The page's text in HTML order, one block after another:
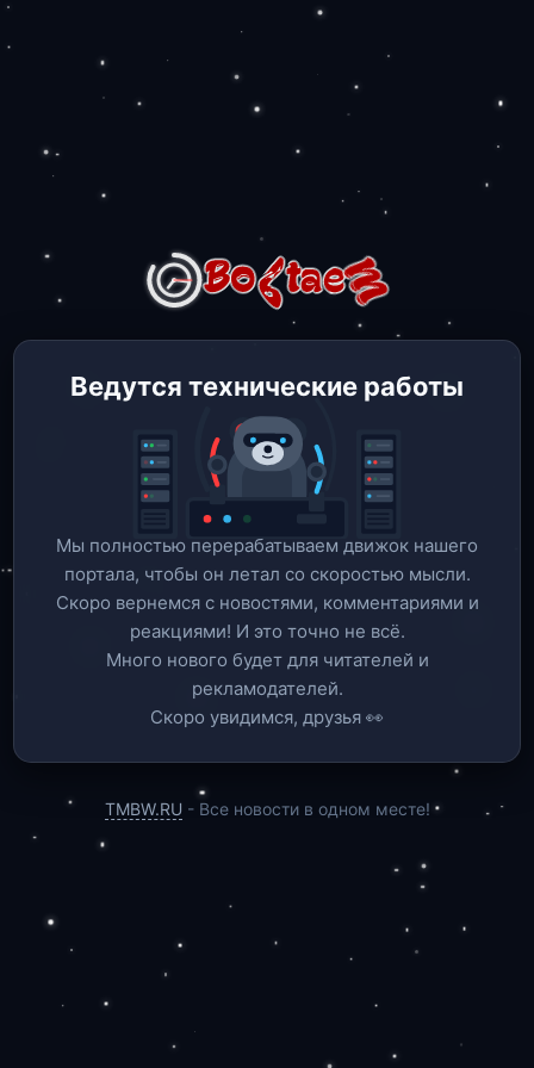
Ведутся технические работы
Мы полностью перерабатываем движок нашего
портала, чтобы он летал со скоростью мысли.
Скоро вернемся c новостями, комментариями и
реакциями! И это точно не всё.
Много нового будет для читателей и
рекламодателей.
Скоро увидимся, друзья 👀
TMBW.RU - Все новости в одном месте!